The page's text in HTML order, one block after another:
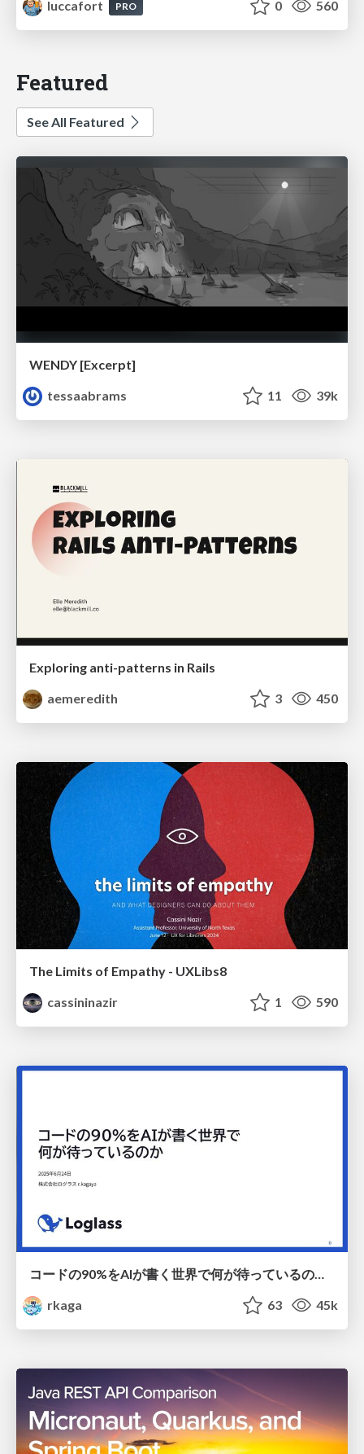
luccafort
PRO 0 560
Featured
See All Featured
WENDY [Excerpt]
tessaabrams
11 39k
Exploring anti-patterns in Rails
aemeredith
3 450
The Limits of Empathy - UXLibs8
cassininazir
1 590
コードの90%をAIが書く世界で何が待っているのか / What awaits us in a world where 90% of the code is written by AI
rkaga
63 45k